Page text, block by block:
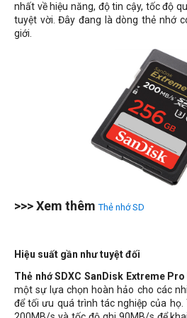
nhất về hiệu năng, độ tin cậy, tốc độ
tuyệt vời. Đây đang là dòng thẻ nhớ
giới.
>>> Xem thêmThẻ nhớ SD
Hiệu suất gần như tuyệt đối
Thẻ nhớ SDXC SanDisk Extreme
một sự lựa chọn hoàn hảo cho các
để tối ưu quá trình tác nghiệp của họ.